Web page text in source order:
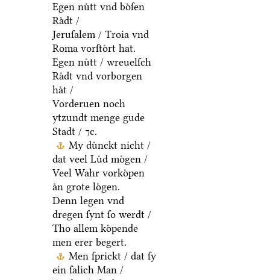
Egen nuͤtt vnd boͤſen
Raͤdt /
Jeruſalem / Troia vnd
Roma vorſtoͤrt hat.
Egen nuͤtt / wreuelſch
Raͤdt vnd vorborgen
haͤt /
Vorderuen noch
ytzundt menge gude
Stadt / ⁊c.
My duͤnckt nicht /
dat veel Luͤd moͤgen /
Veel Wahr vorkoͤpen
aͤn grote loͤgen.
Denn legen vnd
dregen ſynt ſo werdt /
Tho allem koͤpende
men erer begert.
Men ſprickt / dat ſy
ein ſalich Man /